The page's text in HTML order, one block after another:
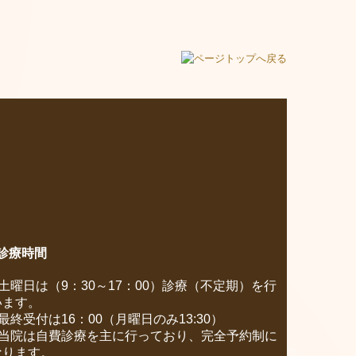
療時間
曜日は（9：30～17：00）診療（不定期）を行
す。
終受付は16：00（月曜日のみ13:30）
院は自費診療を主に行っており、完全予約制に
ます。